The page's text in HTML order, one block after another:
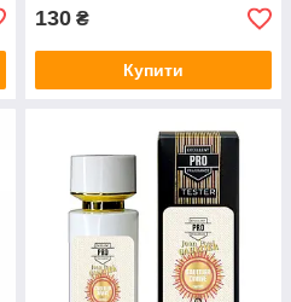
130 ₴
Купити